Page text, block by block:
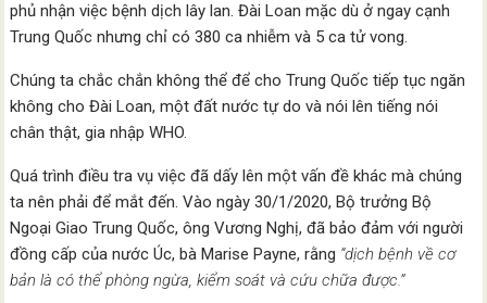
phủ nhận việc bệnh dịch lây lan. Đài Loan mặc dù ở ngay cạnh
Trung Quốc nhưng chỉ có 380 ca nhiễm và 5 ca tử vong.
Chúng ta chắc chắn không thể để cho Trung Quốc tiếp tục ngăn
không cho Đài Loan, một đất nước tự do và nói lên tiếng nói
chân thật, gia nhập WHO.
Quá trình điều tra vụ việc đã dấy lên một vấn đề khác mà chúng
ta nên phải để mắt đến. Vào ngày 30/1/2020, Bộ trưởng Bộ
Ngoại Giao Trung Quốc, ông Vương Nghị, đã bảo đảm với người
đồng cấp của nước Úc, bà Marise Payne, rằng “dịch bệnh về cơ
bản là có thể phòng ngừa, kiểm soát và cứu chữa được.”